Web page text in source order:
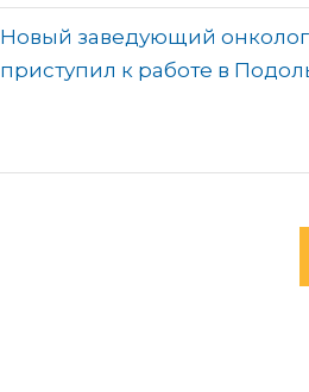
Новый заведующий
приступил к работе в